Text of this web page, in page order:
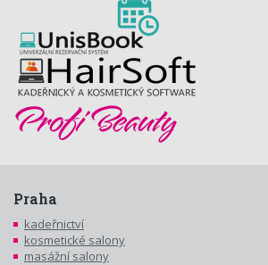
Praha
kadeřnictví
kosmetické salony
masážní salony